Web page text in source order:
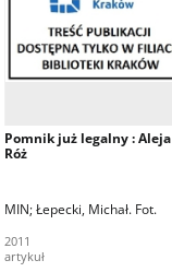
Pomnik już legalny : Aleja
Róż
MIN Łepecki, Michał. Fot.
2011
artykuł